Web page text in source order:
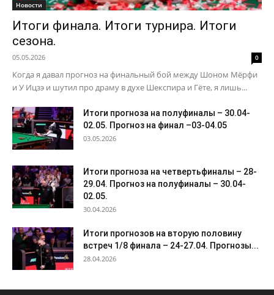
Новости
Итоги финала. Итоги турнира. Итоги
сезона.
05.05.2026 0
Когда я давал прогноз на финальный бой между Шоном Мёрфи
и У Ицзэ и шутил про драму в духе Шекспира и Гёте, я лишь...
Итоги прогноза на полуфиналы – 30.04-
02.05. Прогноз на финал –03-04.05
03.05.2026
Итоги прогноза на четвертьфиналы – 28-
29.04. Прогноз на полуфиналы – 30.04-
02.05.
30.04.2026
Итоги прогнозов на вторую половину
встреч 1/8 финала – 24-27.04. Прогнозы...
28.04.2026